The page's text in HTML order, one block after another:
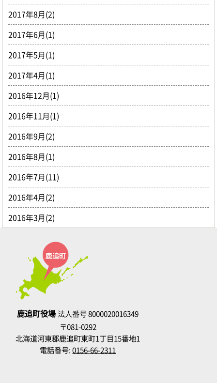
2017年8月(2)
2017年6月(1)
2017年5月(1)
2017年4月(1)
2016年12月(1)
2016年11月(1)
2016年9月(2)
2016年8月(1)
2016年7月(11)
2016年4月(2)
2016年3月(2)
鹿追町役場法人番号 8000020016349
〒081-0292
北海道河東郡鹿追町東町1丁目15番地1
電話番号:0156-66-2311